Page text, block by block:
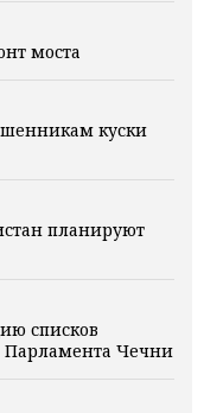
моста
куски
планируют
списков
Парламента Чечни